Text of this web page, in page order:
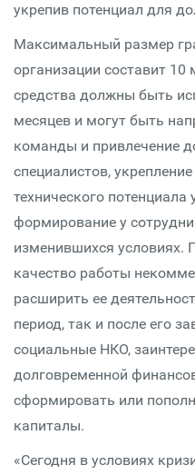
укрепив потенциал для
Максимальный размер
организации составит
средства должны быть
месяцев и могут быть
команды и привлечение
специалистов,
технического
формирование у
изменившихся условиях.
качество работы
расширить ее
период, так и после его
социальные НКО,
долговременной
сформировать или
капиталы.
«Сегодня в условиях